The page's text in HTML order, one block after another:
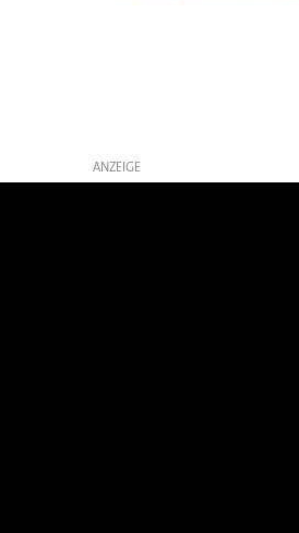
ANZEIGE